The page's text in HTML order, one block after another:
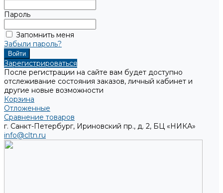
Пароль
Запомнить меня
Забыли пароль?
Зарегистрироваться
После регистрации на сайте вам будет доступно
отслеживание состояния заказов, личный кабинет и
другие новые возможности
Корзина
Отложенные
Сравнение товаров
г. Санкт-Петербург, Ириновский пр., д. 2, БЦ «НИКА»
info@cltn.ru